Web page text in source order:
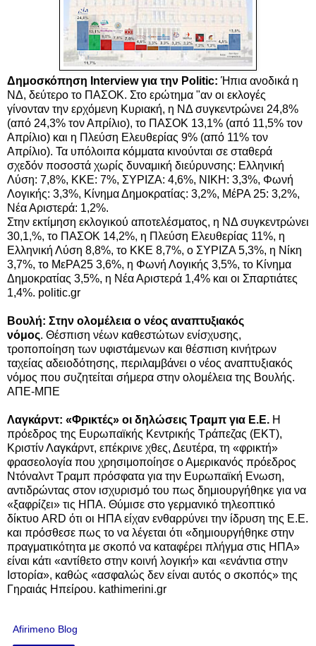
Δημοσκόπηση Interview για την Politic: Ήπια ανοδικά η
ΝΔ, δεύτερο το ΠΑΣΟΚ. Στο ερώτημα "αν οι εκλογές
γίνονταν την ερχόμενη Κυριακή, η ΝΔ συγκεντρώνει 24,8%
(από 24,3% τον Απρίλιο), το ΠΑΣΟΚ 13,1% (από 11,5% τον
Απρίλιο) και η Πλεύση Ελευθερίας 9% (από 11% τον
Απρίλιο). Τα υπόλοιπα κόμματα κινούνται σε σταθερά
σχεδόν ποσοστά χωρίς δυναμική διεύρυνσης: Ελληνική
Λύση: 7,8%, ΚΚΕ: 7%, ΣΥΡΙΖΑ: 4,6%, ΝΙΚΗ: 3,3%, Φωνή
Λογικής: 3,3%, Κίνημα Δημοκρατίας: 3,2%, ΜέΡΑ 25: 3,2%,
Νέα Αριστερά: 1,2%.
Στην εκτίμηση εκλογικού αποτελέσματος, η ΝΔ συγκεντρώνει
30,1,%, το ΠΑΣΟΚ 14,2%, η Πλεύση Ελευθερίας 11%, η
Ελληνική Λύση 8,8%, το ΚΚΕ 8,7%, ο ΣΥΡΙΖΑ 5,3%, η Νίκη
3,7%, το ΜεΡΑ25 3,6%, η Φωνή Λογικής 3,5%, το Κίνημα
Δημοκρατίας 3,5%, η Νέα Αριστερά 1,4% και οι Σπαρτιάτες
1,4%. politic.gr
Βουλή: Στην ολομέλεια ο νέος αναπτυξιακός
νόμος. Θέσπιση νέων καθεστώτων ενίσχυσης,
τροποποίηση των υφιστάμενων και θέσπιση κινήτρων
ταχείας αδειοδότησης, περιλαμβάνει ο νέος αναπτυξιακός
νόμος που συζητείται σήμερα στην ολομέλεια της Βουλής.
ΑΠΕ-ΜΠΕ
Λαγκάρντ: «Φρικτές» οι δηλώσεις Τραμπ για Ε.Ε. Η
πρόεδρος της Ευρωπαϊκής Κεντρικής Τράπεζας (ΕΚΤ),
Κριστίν Λαγκάρντ, επέκρινε χθες, Δευτέρα, τη «φρικτή»
φρασεολογία που χρησιμοποίησε ο Αμερικανός πρόεδρος
Ντόναλντ Τραμπ πρόσφατα για την Ευρωπαϊκή Ενωση,
αντιδρώντας στον ισχυρισμό του πως δημιουργήθηκε για να
«ξαφρίζει» τις ΗΠΑ. Θύμισε στο γερμανικό τηλεοπτικό
δίκτυο ARD ότι οι ΗΠΑ είχαν ενθαρρύνει την ίδρυση της Ε.Ε.
και πρόσθεσε πως το να λέγεται ότι «δημιουργήθηκε στην
πραγματικότητα με σκοπό να καταφέρει πλήγμα στις ΗΠΑ»
είναι κάτι «αντίθετο στην κοινή λογική» και «ενάντια στην
Ιστορία», καθώς «ασφαλώς δεν είναι αυτός ο σκοπός» της
Γηραιάς Ηπείρου. kathimerini.gr
Afirimeno Blog